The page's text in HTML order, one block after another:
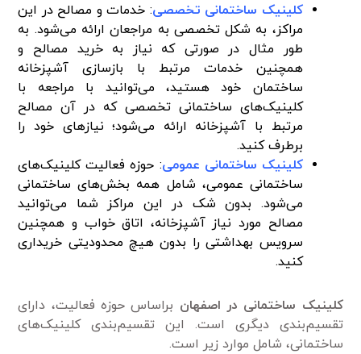
کلینیک ساختمانی تخصصی: خدمات و مصالح در این
مراکز، به شکل تخصصی به مراجعان ارائه می‌شود. به
طور مثال در صورتی که نیاز به خرید مصالح و
همچنین خدمات مرتبط با بازسازی آشپزخانه
ساختمان خود هستید، می‌توانید با مراجعه با
کلینیک‌های ساختمانی تخصصی که در آن مصالح
مرتبط با آشپزخانه ارائه می‌شود؛ نیاز‌های خود را
برطرف کنید.
کلینیک ساختمانی عمومی: حوزه فعالیت کلینیک‌های
ساختمانی عمومی، شامل همه بخش‌های ساختمانی
می‌شود. بدون شک در این مراکز شما می‌توانید
مصالح مورد نیاز آشپزخانه، اتاق خواب و همچنین
سرویس بهداشتی را بدون هیچ محدودیتی خریداری
کنید.
کلینیک ساختمانی در اصفهان براساس حوزه فعالیت، دارای
تقسیم‌بندی دیگری است. این تقسیم‌بندی کلینیک‌های
ساختمانی، شامل موارد زیر است.